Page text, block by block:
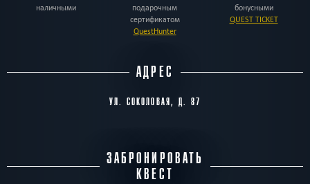
наличными
подарочным
сертификатом
QuestHunter
бонусными
QUEST TICKET
АДРЕС
УЛ. СОКОЛОВАЯ, Д. 87
ЗАБРОНИРОВАТЬ
КВЕСТ